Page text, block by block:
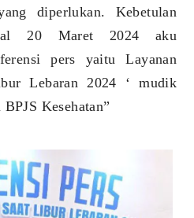
diperlukan. Kebetulan
20 Maret 2024 aku
pers yaitu Layanan
Lebaran 2024 ‘ mudik
Kesehatan”